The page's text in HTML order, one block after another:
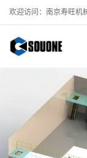
欢迎访问：南京寿旺机